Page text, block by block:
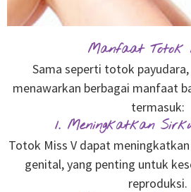
Manfaat Totok
Sama seperti totok
menawarkan berbagai manfaat
termasuk:
1. Meningkatkan
Totok Miss V dapat
genital, yang penting untuk
reproduksi.